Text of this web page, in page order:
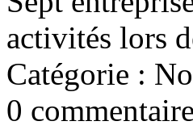
activités lors
Catégorie :
0 commentaire